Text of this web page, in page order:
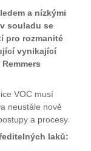
a nízkými
souladu se
pro rozmanité
vynikající
VOC musí
neustále nově
a procesy.
laků: